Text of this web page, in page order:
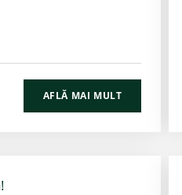
AFLĂ MAI MULT